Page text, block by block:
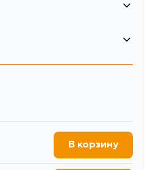
3GRFSE, 3GRFE, 2GRFSE,
1MZFE, 3MZFE, EM, 1AZFE,
2GRFE, 2NZFE, 1NZFE, 1KRFE
В корзину